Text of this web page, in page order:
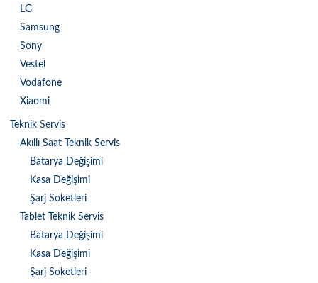
LG
Samsung
Sony
Vestel
Vodafone
Xiaomi
Teknik Servis
Akıllı Saat Teknik Servis
Batarya Değişimi
Kasa Değişimi
Şarj Soketleri
Tablet Teknik Servis
Batarya Değişimi
Kasa Değişimi
Şarj Soketleri